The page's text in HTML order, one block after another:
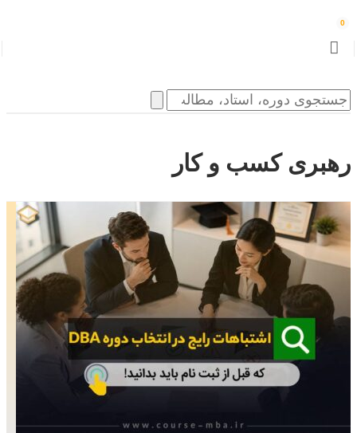
0
رهبری کسب و کار